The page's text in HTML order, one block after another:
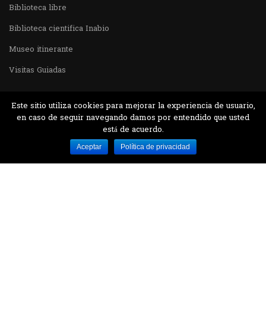
Biblioteca libre
Biblioteca cientifica Inabio
Museo itinerante
Visitas Guiadas
Desarrollado por MJTEC.
Este sitio utiliza cookies para mejorar la experiencia de usuario,
en caso de seguir navegando damos por entendido que usted
está de acuerdo.
Aceptar Política de privacidad